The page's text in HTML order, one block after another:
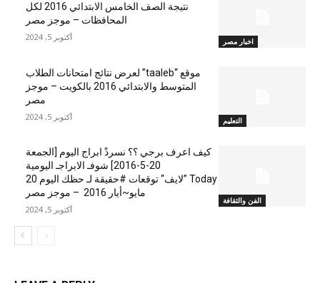
اخبار مصر
نتيجة الصف الخامس الابتدائي 2016 لكل
المحافظات – موجز مصر
أكتوبر 5, 2024
التعليم
موقع “taaleb” لعرض نتائج امتحانات الطلاب
المتوسط والابتدائي 2016 بالكويت – موجز
مصر
أكتوبر 5, 2024
الفن والثقافة
كيف اعرف برجي ؟؟ نسردْ ابراج اليوم [الجمعة
20-5-2016] شوفـ الابراجـ اليومية
Today ”لايف“ توقعات #حقيقة لـ حظك اليوم 20
مايو~أيار 2016 – موجز مصر
أكتوبر 5, 2024